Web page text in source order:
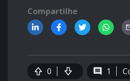
Compartilhe
0 1